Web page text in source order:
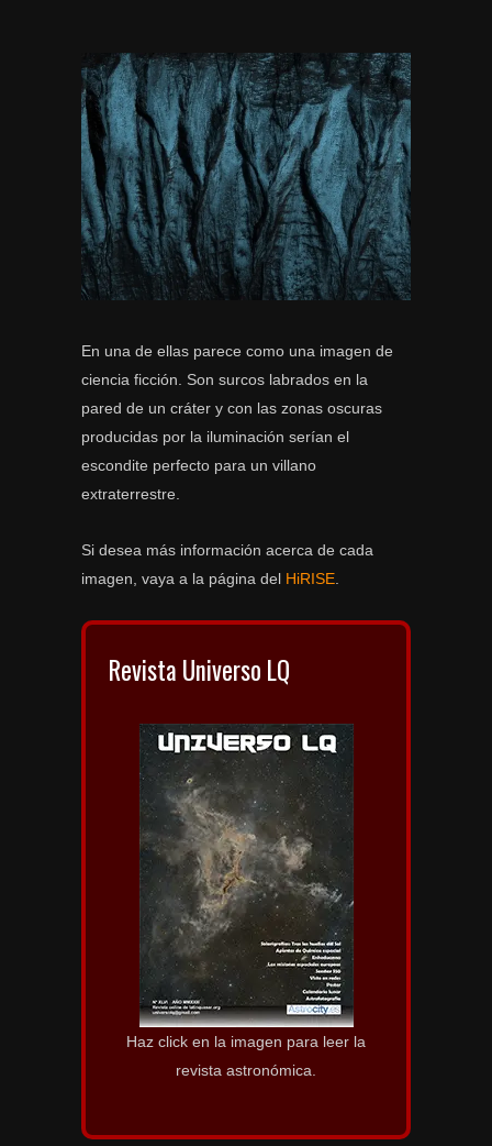
En una de ellas parece como una imagen de
ciencia ficción. Son surcos labrados en la
pared de un cráter y con las zonas oscuras
producidas por la iluminación serían el
escondite perfecto para un villano
extraterrestre.
Si desea más información acerca de cada
imagen, vaya a la página del HiRISE
Revista Universo LQ
Haz click en la imagen para leer la
revista astronómica.